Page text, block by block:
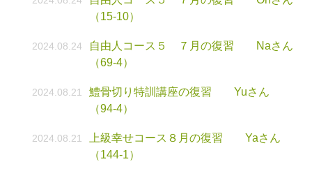
（15-10）
2024.08.24
自由人コース５ ７月の復習 Naさん
（69-4）
2024.08.21
鱧骨切り特訓講座の復習 Yuさん
（94-4）
2024.08.21
上級幸せコース８月の復習 Yaさん
（144-1）